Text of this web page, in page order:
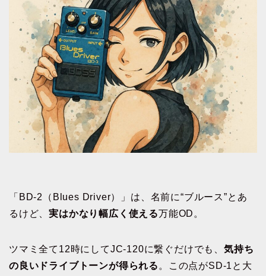
「BD-2（Blues Driver）」は、名前に“ブルース”とあ
るけど、実はかなり幅広く使える万能OD。
ツマミ全て12時にしてJC-120に繋ぐだけでも、 気持ち
の良いドライブトーンが得られる 。この点がSD-1と大